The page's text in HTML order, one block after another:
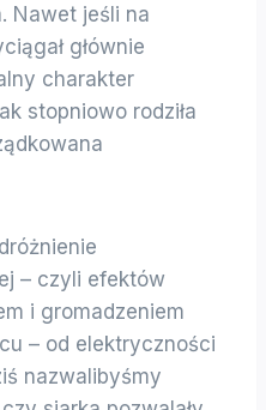
Nawet jeśli na
głównie
charakter
stopniowo rodziła
– czyli efektów
i gromadzeniem
– od elektryczności
nazwalibyśmy